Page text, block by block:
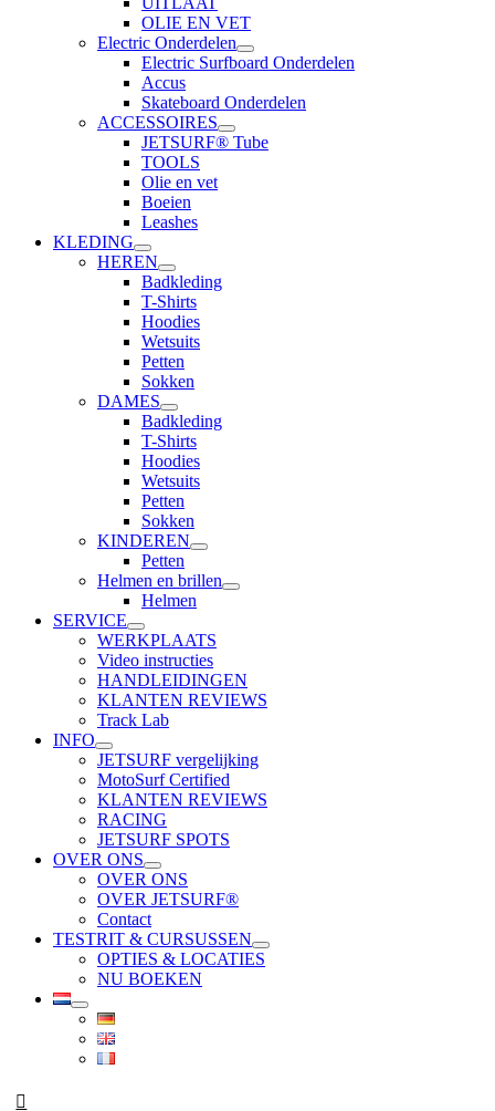
OLIE EN VET
Electric Onderdelen
Electric Surfboard Onderdelen
Accus
Skateboard Onderdelen
ACCESSOIRES
JETSURF® Tube
TOOLS
Olie en vet
Boeien
Leashes
KLEDING
HEREN
Badkleding
T-Shirts
Hoodies
Wetsuits
Petten
Sokken
DAMES
Badkleding
T-Shirts
Hoodies
Wetsuits
Petten
Sokken
KINDEREN
Petten
Helmen en brillen
Helmen
SERVICE
WERKPLAATS
Video instructies
HANDLEIDINGEN
KLANTEN REVIEWS
Track Lab
INFO
JETSURF vergelijking
MotoSurf Certified
KLANTEN REVIEWS
RACING
JETSURF SPOTS
OVER ONS
OVER ONS
OVER JETSURF®
Contact
TESTRIT & CURSUSSEN
OPTIES & LOCATIES
NU BOEKEN